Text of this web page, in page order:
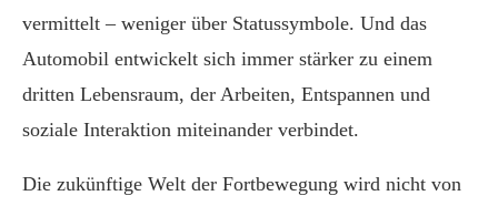
vermittelt – weniger über Statussymbole. Und das
Automobil entwickelt sich immer stärker zu einem
dritten Lebensraum, der Arbeiten, Entspannen und
soziale Interaktion miteinander verbindet.
Die zukünftige Welt der Fortbewegung wird nicht von